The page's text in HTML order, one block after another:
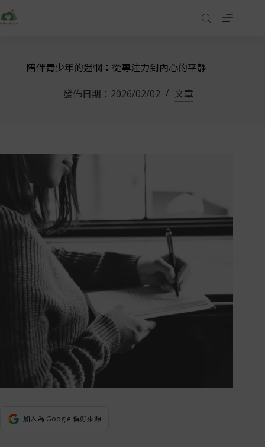
陪伴青少年的迷惘：從專注力到內心的平靜
發佈日期： 2026/02/02 文章
加入為 Google 偏好來源